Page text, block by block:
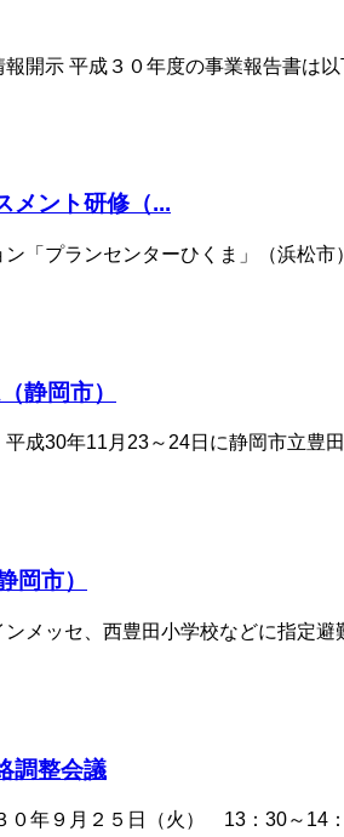
示 平成３０年度の事業報告書は
メント研修（...
「プランセンターひくま」（浜松
静岡市）
成30年11月23～24日に静岡市立豊
市）
メッセ、西豊田小学校などに指定
調整会議
年９月２５日（火） 13：30～